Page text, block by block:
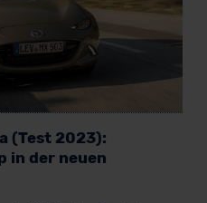
(Test 2023):
in der neuen